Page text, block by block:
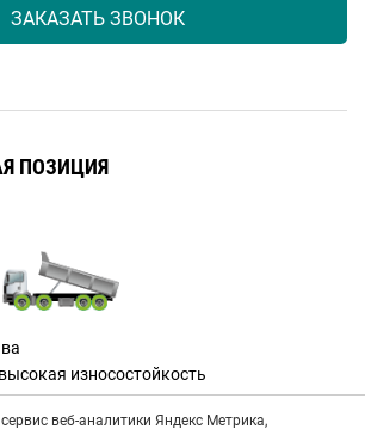
ЗАКАЗАТЬ ЗВОНОК
ПОЗИЦИЯ
износостойкость
веб-аналитики Яндекс Метрика,